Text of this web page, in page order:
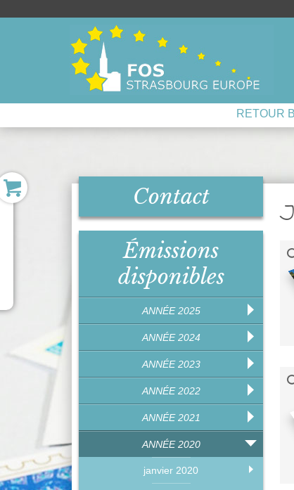
RETOUR
Contact
Émissions
disponibles
ANNÉE 2025
ANNÉE 2024
ANNÉE 2023
ANNÉE 2022
ANNÉE 2021
ANNÉE 2020
janvier 2020